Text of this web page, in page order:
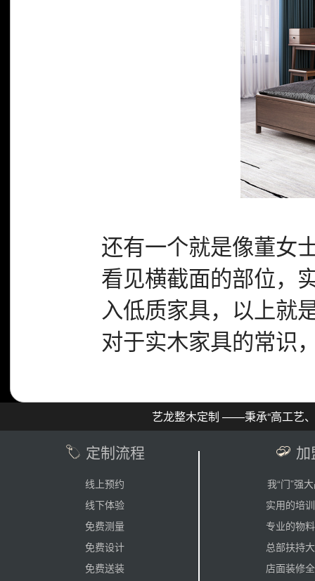
还有一个就是像董女
看见横截面的部位，
入低质家具，以上就
对于实木家具的常识
艺龙整木定制 ——秉承“高工艺
定制流程
线上预约
线下体验
免费测量
免费设计
免费送装
我“门”强
实用的培
专业的物
总部扶持
店面装修